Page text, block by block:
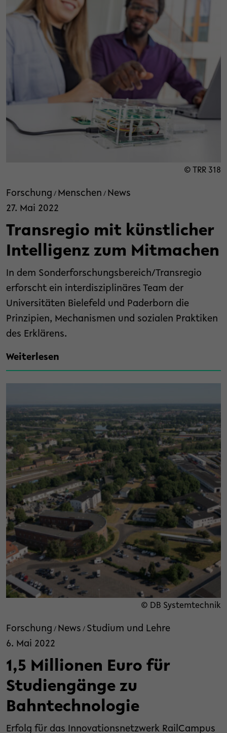
© TRR 318
Forschung / Menschen / News
27. Mai 2022
Transregio mit künstlicher
Intelligenz zum Mitmachen
In dem Sonderforschungsbereich/Transregio
erforscht ein interdisziplinäres Team der
Universitäten Bielefeld und Paderborn die
Prinzipien, Mechanismen und sozialen Praktiken
des Erklärens.
Weiterlesen
© DB Systemtechnik
Forschung / News / Studium und Lehre
6. Mai 2022
1,5 Millionen Euro für
Studiengänge zu
Bahntechnologie
Erfolg für das Innovationsnetzwerk RailCampus